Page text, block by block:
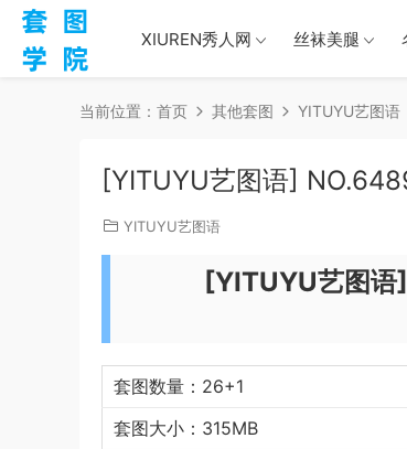
XIUREN秀人网 丝袜美腿
当前位置： 首页 其他套图 YITUYU艺图语
[YITUYU艺图语]
YITUYU艺图语
[YITUYU艺图
套图数量：26+1
套图大小：315MB